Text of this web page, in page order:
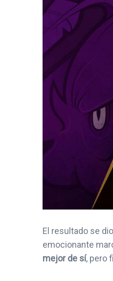
El resultado se
emocionante
mejor de sí, pero